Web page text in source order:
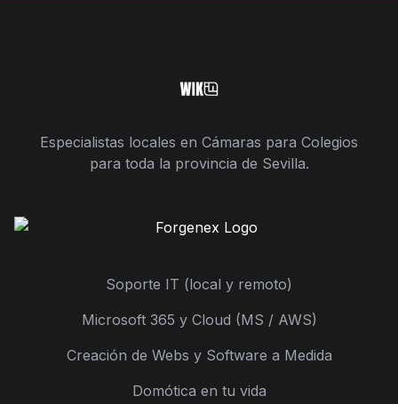
Especialistas locales en Cámaras para Colegios
para toda la provincia de Sevilla.
Soporte IT (local y remoto)
Microsoft 365 y Cloud (MS / AWS)
Creación de Webs y Software a Medida
Domótica en tu vida